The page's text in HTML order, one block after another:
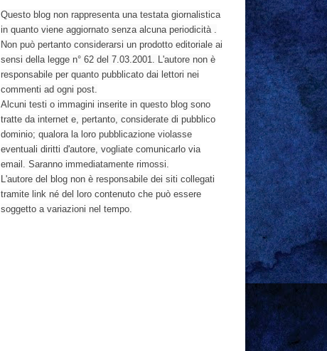
Questo blog non rappresenta una testata giornalistica
in quanto viene aggiornato senza alcuna periodicità .
Non può pertanto considerarsi un prodotto editoriale ai
sensi della legge n° 62 del 7.03.2001. L'autore non è
responsabile per quanto pubblicato dai lettori nei
commenti ad ogni post.
Alcuni testi o immagini inserite in questo blog sono
tratte da internet e, pertanto, considerate di pubblico
dominio; qualora la loro pubblicazione violasse
eventuali diritti d'autore, vogliate comunicarlo via
email. Saranno immediatamente rimossi.
L'autore del blog non è responsabile dei siti collegati
tramite link né del loro contenuto che può essere
soggetto a variazioni nel tempo.